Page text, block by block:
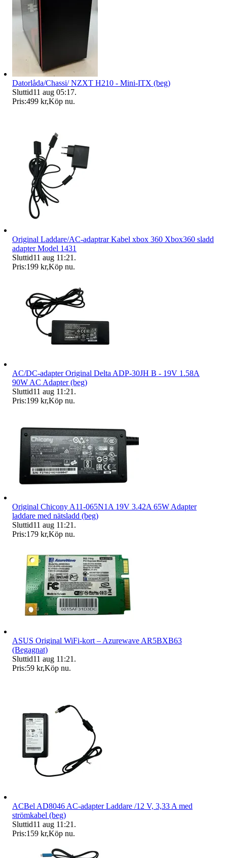
Datorlåda/Chassi/ NZXT H210 - Mini-ITX (beg)
Sluttid11 aug 05:17.
Pris:499 kr,Köp nu.
Original Laddare/AC-adaptrar Kabel xbox 360 Xbox360 sladd
adapter Model 1431
Sluttid11 aug 11:21 .
Pris:199 kr,Köp nu.
AC/DC-adapter Original Delta ADP-30JH B - 19V 1.58A
90W AC Adapter (beg)
Sluttid11 aug 11:21 .
Pris:199 kr,Köp nu.
Original Chicony A11-065N1A 19V 3.42A 65W Adapter
laddare med nätsladd (beg)
Sluttid11 aug 11:21 .
Pris:179 kr,Köp nu.
ASUS Original WiFi-kort – Azurewave AR5BXB63
(Begagnat)
Sluttid11 aug 11:21 .
Pris:59 kr,Köp nu.
ACBel AD8046 AC-adapter Laddare /12 V, 3,33 A med
strömkabel (beg)
Sluttid11 aug 11:21 .
Pris:159 kr,Köp nu.